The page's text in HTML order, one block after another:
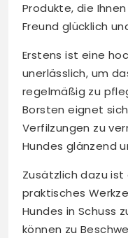
Produkte, die
Freund glücklich
Erstens ist eine
unerlässlich, um
regelmäßig zu
Borsten eignet
Verfilzungen zu
Hundes glänzend
Zusätzlich dazu ist
praktisches
Hundes in Schuss
können zu